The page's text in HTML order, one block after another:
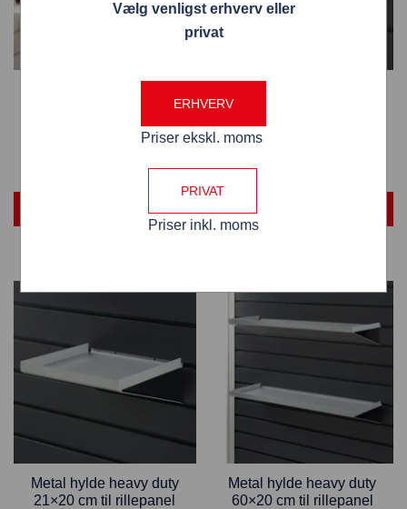
TILFØJ TIL KURV TILFØJ TIL KURV
Metal hylde heavy duty
21×20 cm til rillepanel
Metal hylde heavy duty
60×20 cm til rillepanel
Vælg venligst erhverv eller
privat
ERHVERV
Priser ekskl. moms
PRIVAT
Priser inkl. moms